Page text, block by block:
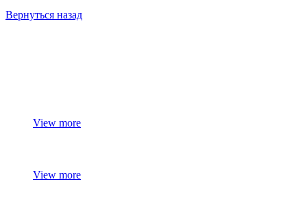
Вернуться назад
View more
View more